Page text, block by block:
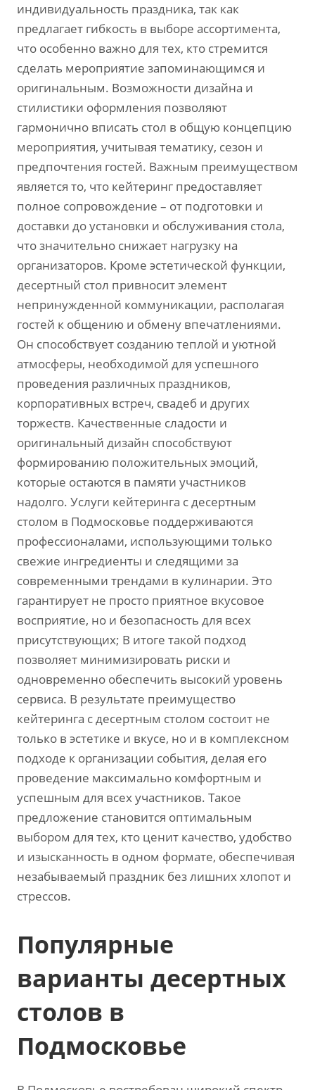
индивидуальность праздника‚ так как
предлагает гибкость в выборе ассортимента‚
что особенно важно для тех‚ кто стремится
сделать мероприятие запоминающимся и
оригинальным. Возможности дизайна и
стилистики оформления позволяют
гармонично вписать стол в общую концепцию
мероприятия‚ учитывая тематику‚ сезон и
предпочтения гостей. Важным преимуществом
является то‚ что кейтеринг предоставляет
полное сопровождение – от подготовки и
доставки до установки и обслуживания стола‚
что значительно снижает нагрузку на
организаторов. Кроме эстетической функции‚
десертный стол привносит элемент
непринужденной коммуникации‚ располагая
гостей к общению и обмену впечатлениями.
Он способствует созданию теплой и уютной
атмосферы‚ необходимой для успешного
проведения различных праздников‚
корпоративных встреч‚ свадеб и других
торжеств. Качественные сладости и
оригинальный дизайн способствуют
формированию положительных эмоций‚
которые остаются в памяти участников
надолго. Услуги кейтеринга с десертным
столом в Подмосковье поддерживаются
профессионалами‚ использующими только
свежие ингредиенты и следящими за
современными трендами в кулинарии. Это
гарантирует не просто приятное вкусовое
восприятие‚ но и безопасность для всех
присутствующих; В итоге такой подход
позволяет минимизировать риски и
одновременно обеспечить высокий уровень
сервиса. В результате преимущество
кейтеринга с десертным столом состоит не
только в эстетике и вкусе‚ но и в комплексном
подходе к организации события‚ делая его
проведение максимально комфортным и
успешным для всех участников. Такое
предложение становится оптимальным
выбором для тех‚ кто ценит качество‚ удобство
и изысканность в одном формате‚ обеспечивая
незабываемый праздник без лишних хлопот и
стрессов.
Популярные
варианты десертных
столов в
Подмосковье